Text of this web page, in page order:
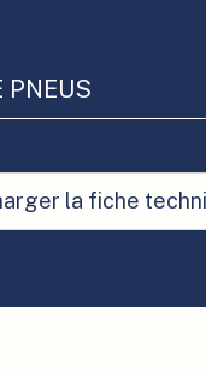
PNEUS
la fiche